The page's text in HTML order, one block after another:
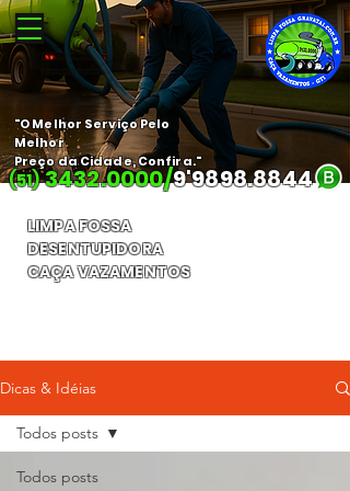
(51) 3432.0000/9'9898.8844
"O Melhor Serviço Pelo
Melhor
Preço da Cidade, Confira."
LIMPA FOSSA
DESENTUPIDORA
CAÇA VAZAMENTOS
Dicas & Idéias
Todos posts
Todos posts